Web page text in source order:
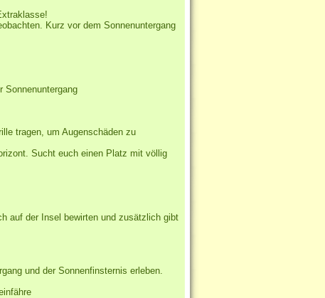
Kurz vor dem Sonnenuntergang
Sonnenuntergang
tragen, um Augenschäden zu
Sucht euch einen Platz mit völlig
auf der Insel bewirten und zusätzlich gibt
und der Sonnenfinsternis erleben.